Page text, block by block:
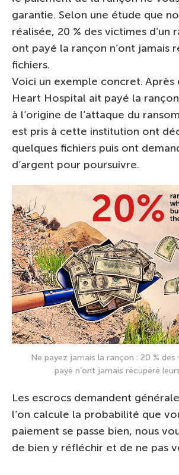
garantie. Selon une étude que
réalisée, 20 % des victimes d’un
ont payé la rançon n’ont jamais
fichiers.
Voici un exemple concret. Après
Heart Hospital ait payé la
à l’origine de l’attaque du
est pris à cette institution ont
quelques fichiers puis ont
d’argent pour poursuivre.
Ne payez jamais la rançon : 20 %
payé n’ont jamais récupéré
Les escrocs demandent
l’on calcule la probabilité que
paiement se passe bien, nous
de bien y réfléchir et de ne pas